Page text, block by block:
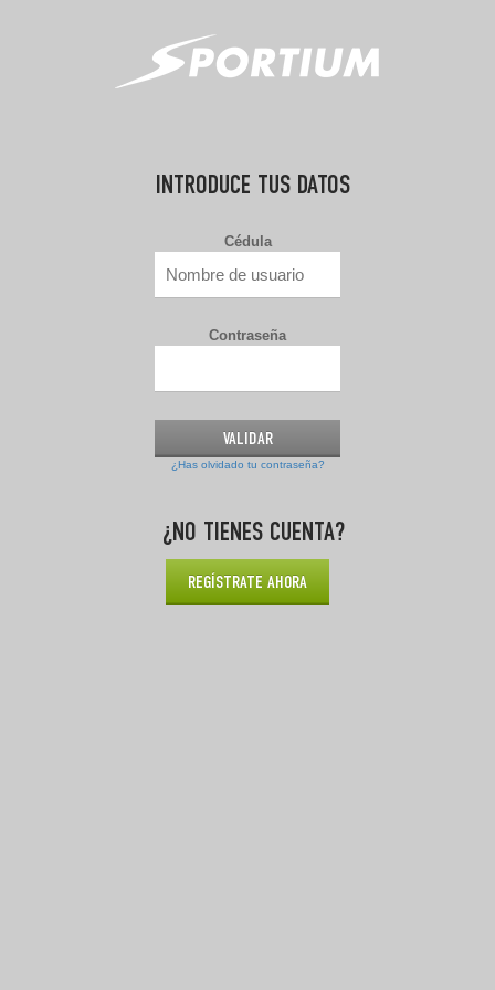
INTRODUCE TUS DATOS
Cédula
Contraseña
¿Has olvidado tu contraseña?
¿NO TIENES CUENTA?
REGÍSTRATE AHORA